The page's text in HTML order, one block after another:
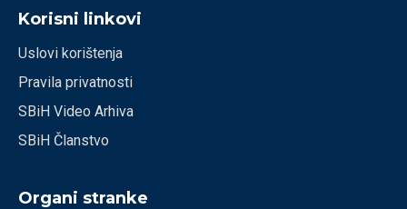
Korisni linkovi
Uslovi korištenja
Pravila privatnosti
SBiH Video Arhiva
SBiH Članstvo
Organi stranke